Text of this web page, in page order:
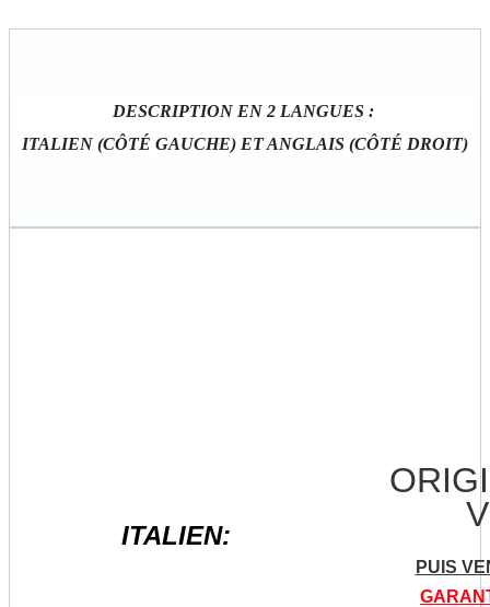
DESCRIPTION EN 2 LANGUES :
ITALIEN (CÔTÉ GAUCHE) ET ANGLAIS (CÔTÉ DROIT)
ITALIEN:
PUIS